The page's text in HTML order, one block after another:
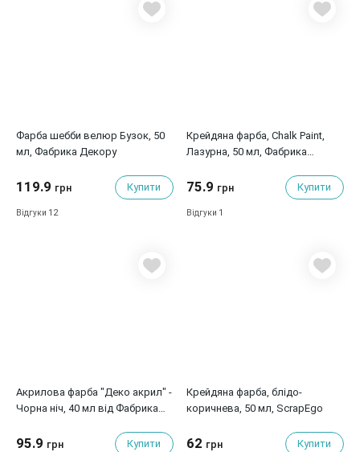
Фарба шебби велюр Бузок, 50
мл, Фабрика Декору
119.9 грн Купити
Відгуки 12
Крейдяна фарба, Chalk Paint,
Лазурна, 50 мл, Фабрика
75.9 грн Купити
Відгуки 1
Акрилова фарба "Деко акрил" -
Чорна ніч, 40 мл від Фабрика
95.9 грн Купити
Крейдяна фарба, блідо-
коричнева, 50 мл, ScrapEgo
62 грн Купити